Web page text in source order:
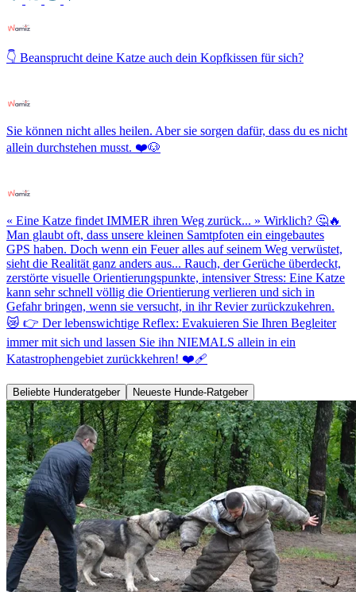
👇 Beansprucht deine Katze auch dein Kopfkissen für sich?
Sie können nicht alles heilen. Aber sie sorgen dafür, dass du es nicht
allein durchstehen musst. ❤️🐶
« Eine Katze findet IMMER ihren Weg zurück... » Wirklich? 🤔🔥
Man glaubt oft, dass unsere kleinen Samtpfoten ein eingebautes
GPS haben. Doch wenn ein Feuer alles auf seinem Weg verwüstet,
sieht die Realität ganz anders aus... Rauch, der Gerüche überdeckt,
zerstörte visuelle Orientierungspunkte, intensiver Stress: Eine Katze
kann sehr schnell völlig die Orientierung verlieren und sich in
Gefahr bringen, wenn sie versucht, in ihr Revier zurückzukehren.
😿 👉 Der lebenswichtige Reflex: Evakuieren Sie Ihren Begleiter
immer mit sich und lassen Sie ihn NIEMALS allein in ein
Katastrophengebiet zurückkehren! ❤️‍🩹
Beliebte Hunderatgeber Neueste Hunde-Ratgeber